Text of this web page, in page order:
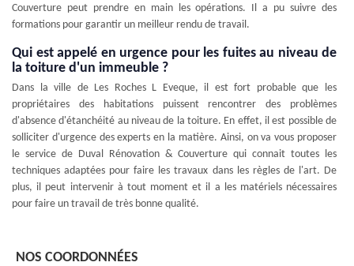
Couverture peut prendre en main les opérations. Il a pu suivre des
formations pour garantir un meilleur rendu de travail.
Qui est appelé en urgence pour les fuites au niveau de
la toiture d'un immeuble ?
Dans la ville de Les Roches L Eveque, il est fort probable que les
propriétaires des habitations puissent rencontrer des problèmes
d'absence d'étanchéité au niveau de la toiture. En effet, il est possible de
solliciter d'urgence des experts en la matière. Ainsi, on va vous proposer
le service de Duval Rénovation & Couverture qui connait toutes les
techniques adaptées pour faire les travaux dans les règles de l'art. De
plus, il peut intervenir à tout moment et il a les matériels nécessaires
pour faire un travail de très bonne qualité.
NOS COORDONNÉES